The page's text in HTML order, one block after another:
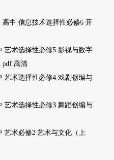
高中 信息技术选择性必修6 开
艺术选择性必修5 影视与数字
pdf 高清
艺术选择性必修4 戏剧创编与
艺术选择性必修3 舞蹈创编与
艺术必修2 艺术与文化（上